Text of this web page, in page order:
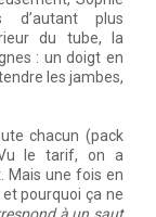
d’autant plus
du tube, la
: un doigt en
les jambes,
chacun (pack
le tarif, on a
Mais une fois en
pourquoi ça ne